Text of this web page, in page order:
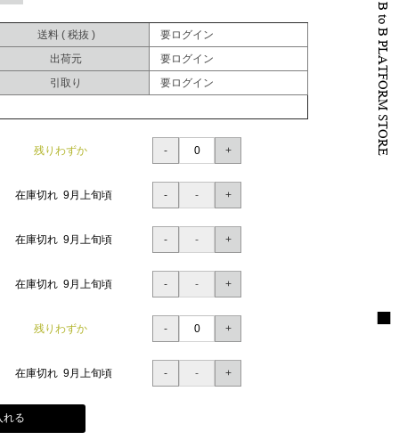
送料 ( 税抜 )
要ログイン
出荷元
要ログイン
引取り
要ログイン
残りわずか
在庫切れ 9月上旬頃
在庫切れ 9月上旬頃
在庫切れ 9月上旬頃
残りわずか
在庫切れ 9月上旬頃
れる
B to B PLATFORM STORE